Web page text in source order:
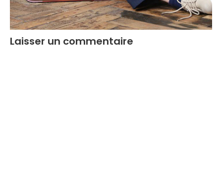
Laisser un commentaire